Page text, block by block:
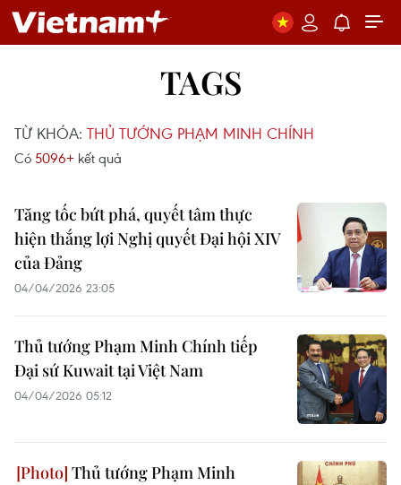
TAGS
TỪ KHÓA: THỦ TƯỚNG PHẠM MINH CHÍNH
Có 5096+ kết quả
Tăng tốc bứt phá, quyết tâm thực
hiện thắng lợi Nghị quyết Đại hội XIV
của Đảng
04/04/2026 23:05
Thủ tướng Phạm Minh Chính tiếp
Đại sứ Kuwait tại Việt Nam
04/04/2026 05:12
Thủ tướng Phạm Minh